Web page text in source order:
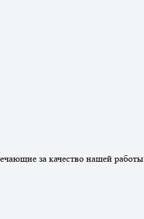
за качество нашей работы